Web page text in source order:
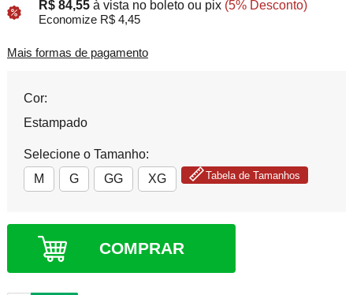
R$ 84,55 à vista no boleto ou pix (5% Desconto)
Economize R$ 4,45
Mais formas de pagamento
Cor:
Estampado
Selecione o Tamanho:
M
G GG XG Tabela de Tamanhos
COMPRAR